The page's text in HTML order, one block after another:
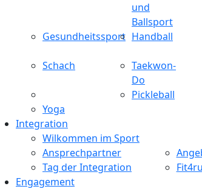
und
Ballsport
Gesundheitssport Handball
Schach
Taekwon-
Do
Pickleball
Yoga
Integration
Wilkommen im Sport
Ansprechpartner
Tag der Integration
Engagement